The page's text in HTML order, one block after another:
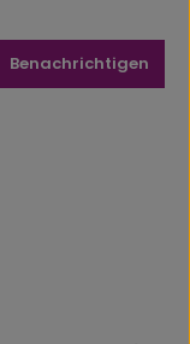
Benachrichtigen